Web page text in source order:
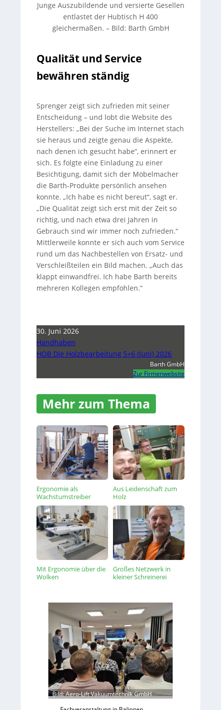
Junge Auszubildende und versierte Gesellen
entlastet der Hubtisch H 400
gleichermaßen. – Bild: Barth GmbH
Qualität und Service
bewähren ständig
Sprenger zeigt sich zufrieden mit seiner
Entscheidung – und lobt die Website des
Herstellers: „Bei der Suche im Internet stach
sie heraus und zeigte genau die Aspekte,
nach denen ich gesucht habe“, erinnert er
sich. Es folgte eine Einladung zu einer
Besichtigung, damit sich der Möbelmacher
die Barth-Produkte persönlich ansehen
konnte. „Ich habe es nicht bereut“, sagt er.
„Die Qualität zeigt sich erst mit der Zeit so
richtig, und nach etwa drei Jahren in
Gebrauch sind wir immer noch zufrieden.“
Mittlerweile konnte er sich auch vom Service
rund um das Nachbestellen von Ersatz- und
Verschleißteilen ein Bild machen. „Auch das
klappt einwandfrei. Ich habe Barth bereits
mehreren Kollegen empfohlen.“
30. Juni 2026
Handhaben
HOB Die Holzbearbeitung 5+6 (Juni) 2026
Barth GmbH
Zur Firmenwebsite
Mehr zum Thema
Ergonomie als
Wachstumstreiber
Aus Leidenschaft zum
Holz
Mit Ergonomie über die
Wolken
Großes Netzwerk in
kleiner Schreinerei
Bild: Aero-Lift Vakuumtechnik GmbH